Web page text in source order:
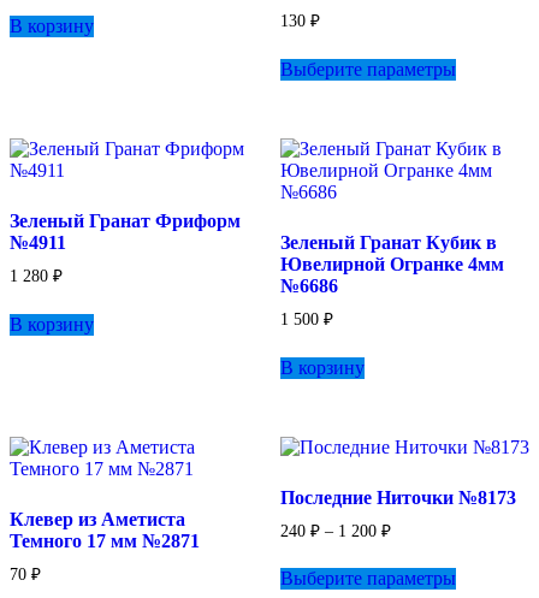
В корзину 130 ₽
Выберите параметрытовар
Опции
можно
странице
товара.
Зеленый Гранат Фриформ
№4911
1 280 ₽
В корзину
Зеленый Гранат Кубик в
Ювелирной Огранке 4мм
№6686
1 500 ₽
В корзину
Клевер из Аметиста
Темного 17 мм №2871
70 ₽
Последние Ниточки №8173
240 ₽ – 1 200 ₽Диапазон
240 ₽
–
Выберите параметрытовар